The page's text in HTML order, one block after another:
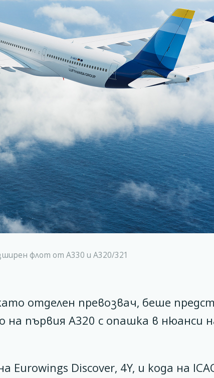
флот от А330 и А320/321
отделен превозвач, беше
на първия А320 с опашка в нюанси
Eurowings Discover, 4Y, и кода на